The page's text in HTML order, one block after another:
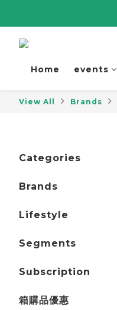
Home events
View All Brands
Categories
Brands
Lifestyle
Segments
Subscription
箱購品優惠